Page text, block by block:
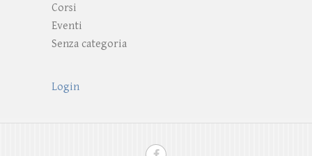
Corsi
Eventi
Senza categoria
Login